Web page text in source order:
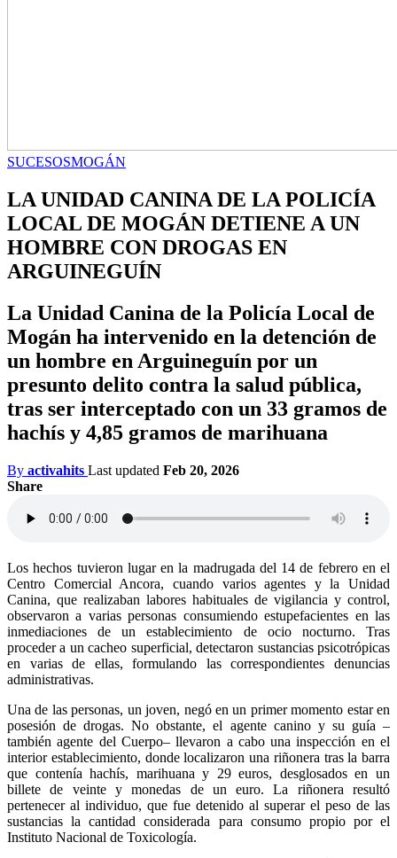
SUCESOSMOGÁN
LA UNIDAD CANINA DE LA POLICÍA
LOCAL DE MOGÁN DETIENE A UN
HOMBRE CON DROGAS EN
ARGUINEGUÍN
La Unidad Canina de la Policía Local de
Mogán ha intervenido en la detención de
un hombre en Arguineguín por un
presunto delito contra la salud pública,
tras ser interceptado con un 33 gramos de
hachís y 4,85 gramos de marihuana
By activahits Last updated Feb 20, 2026
Share
Los hechos tuvieron lugar en la madrugada del 14 de febrero en el
Centro Comercial Ancora, cuando varios agentes y la Unidad
Canina, que realizaban labores habituales de vigilancia y control,
observaron a varias personas consumiendo estupefacientes en las
inmediaciones de un establecimiento de ocio nocturno. Tras
proceder a un cacheo superficial, detectaron sustancias psicotrópicas
en varias de ellas, formulando las correspondientes denuncias
administrativas.
Una de las personas, un joven, negó en un primer momento estar en
posesión de drogas. No obstante, el agente canino y su guía –
también agente del Cuerpo– llevaron a cabo una inspección en el
interior establecimiento, donde localizaron una riñonera tras la barra
que contenía hachís, marihuana y 29 euros, desglosados en un
billete de veinte y monedas de un euro. La riñonera resultó
pertenecer al individuo, que fue detenido al superar el peso de las
sustancias la cantidad considerada para consumo propio por el
Instituto Nacional de Toxicología.